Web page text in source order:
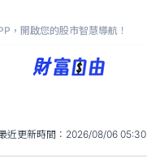
，開啟您的股市智慧導航！
13.90
1.09%
近更新時間： 2026/08/06 05:30